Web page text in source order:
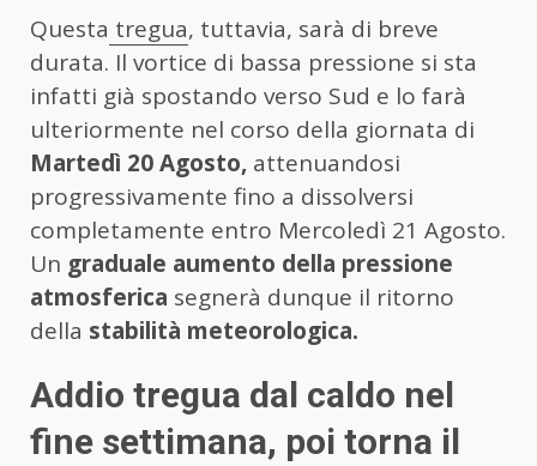
Questa tregua, tuttavia, sarà di breve
durata. Il vortice di bassa pressione si sta
infatti già spostando verso Sud e lo farà
ulteriormente nel corso della giornata di
Martedì 20 Agosto, attenuandosi
progressivamente fino a dissolversi
completamente entro Mercoledì 21 Agosto.
Un graduale aumento della pressione
atmosferica segnerà dunque il ritorno
della stabilità meteorologica.
Addio tregua dal caldo nel
fine settimana, poi torna il